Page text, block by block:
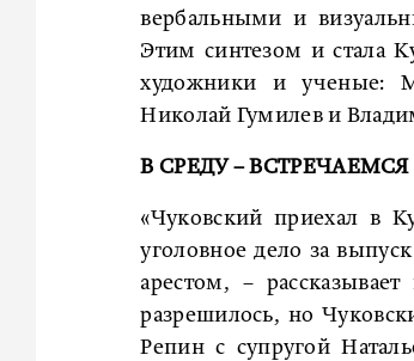
вербальными и
Этим синтезом и стала
художники и ученые:
Николай Гумилев и
В СРЕДУ –
«Чуковский приехал в
уголовное дело за
арестом, –
разрешилось, но
Репин с супругой